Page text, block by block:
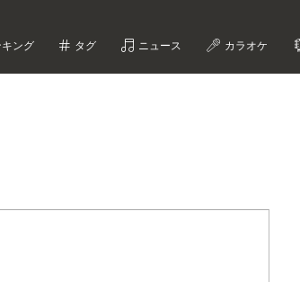
キング タグ ニュース カラオケ